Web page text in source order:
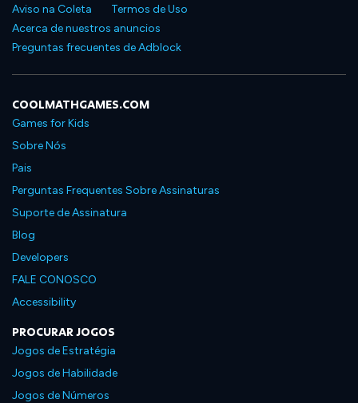
Aviso na Coleta
Termos de Uso
Acerca de nuestros anuncios
Preguntas frecuentes de Adblock
COOLMATHGAMES.COM
Games for Kids
Sobre Nós
Pais
Perguntas Frequentes Sobre Assinaturas
Suporte de Assinatura
Blog
Developers
FALE CONOSCO
Accessibility
PROCURAR JOGOS
Jogos de Estratégia
Jogos de Habilidade
Jogos de Números